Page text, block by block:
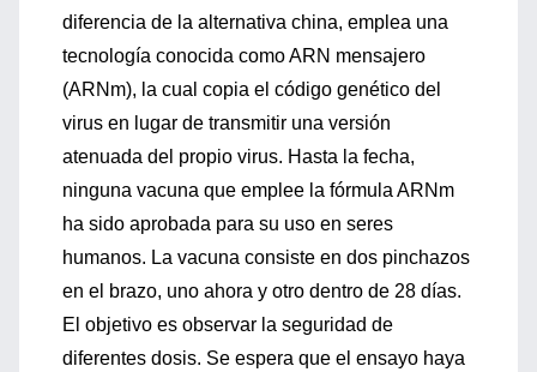
diferencia de la alternativa china, emplea una
tecnología conocida como ARN mensajero
(ARNm), la cual copia el código genético del
virus en lugar de transmitir una versión
atenuada del propio virus. Hasta la fecha,
ninguna vacuna que emplee la fórmula ARNm
ha sido aprobada para su uso en seres
humanos. La vacuna consiste en dos pinchazos
en el brazo, uno ahora y otro dentro de 28 días.
El objetivo es observar la seguridad de
diferentes dosis. Se espera que el ensayo haya